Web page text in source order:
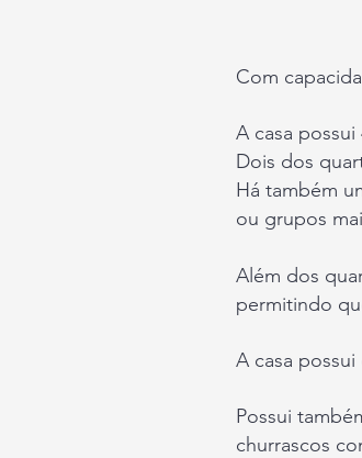
Com
A casa possui
Dois dos
Há também
ou grupos
Além dos
permitindo
A casa
Possui
churrascos